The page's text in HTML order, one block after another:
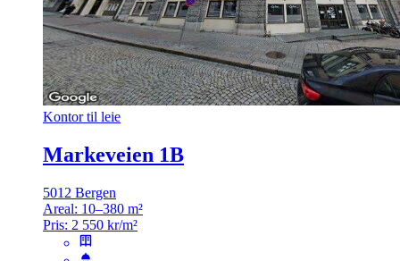
Kontor til leie
Markeveien 1B
5012 Bergen
Areal: 10–380 m²
Pris: 2 550 kr/m²